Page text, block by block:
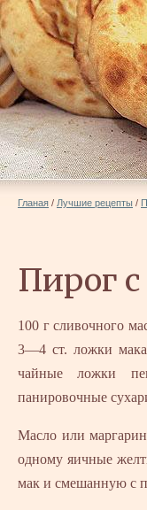
Гланая / Лучшие рецепты /
Пирог
100 г сливочного
3—4 ст. ложки
чайные ложки
панировочные
Масло или маргарин
одному яичные
мак и смешанную с